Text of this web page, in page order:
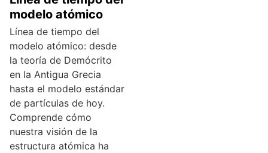
modelo atómico
Línea de tiempo del
modelo atómico: desde
la teoría de Demócrito
en la Antigua Grecia
hasta el modelo estándar
de partículas de hoy.
Comprende cómo
nuestra visión de la
estructura atómica ha